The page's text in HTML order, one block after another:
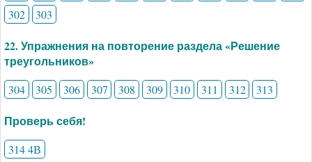
302
303
22. Упражнения на повторение раздела «Решение
треугольников»
304 305 306 307 308 309 310 311 312 313
Проверь себя!
314 4В